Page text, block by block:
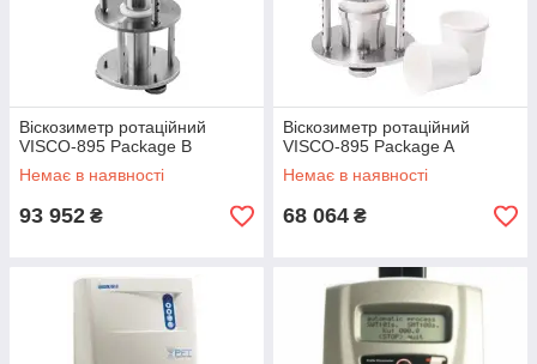
Віскозиметр ротаційний
VISCO-895 Package B
Немає в наявності
93 952 ₴
Віскозиметр ротаційний
VISCO-895 Package A
Немає в наявності
68 064 ₴